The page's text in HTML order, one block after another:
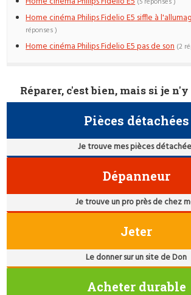
Home cinéma Philips Fidelio E5 siffle à
réponses )
Home cinéma Philips Fidelio E5 pas de son (2
Réparer, c'est bien, mais si je
Pièces détachées
Je trouve mes pièces
Dépanneur
Je trouve un pro près de chez
Jeter
Le donner sur un site de Don
Acheter durable